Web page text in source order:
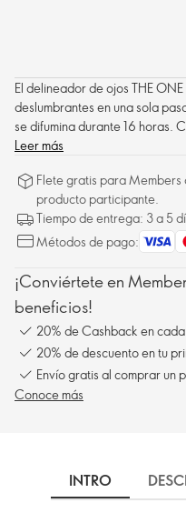
El delineador de ojos THE
deslumbrantes en una sola
se difumina durante 16 horas.
cómodo de llevar y fácil de
Leer más
Flete gratis para
producto participante.
Tiempo de entrega: 3 a 5
Métodos de pago:
¡Conviértete en
beneficios!
20% de Cashback en
20% de descuento en tu
Envío gratis al comprar un
Conoce más
INTRO